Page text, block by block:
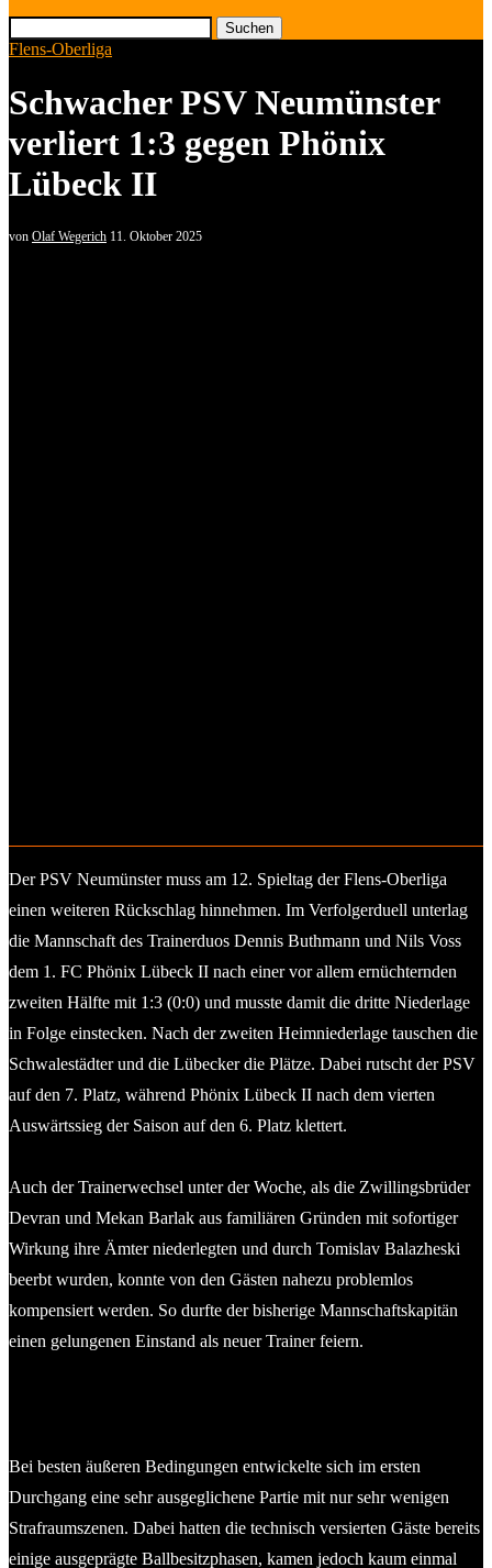
Suchen
Flens-Oberliga
Schwacher PSV Neumünster
verliert 1:3 gegen Phönix
Lübeck II
von Olaf Wegerich 11. Oktober 2025
Der PSV Neumünster muss am 12. Spieltag der Flens-Oberliga
einen weiteren Rückschlag hinnehmen. Im Verfolgerduell unterlag
die Mannschaft des Trainerduos Dennis Buthmann und Nils Voss
dem 1. FC Phönix Lübeck II nach einer vor allem ernüchternden
zweiten Hälfte mit 1:3 (0:0) und musste damit die dritte Niederlage
in Folge einstecken. Nach der zweiten Heimniederlage tauschen die
Schwalestädter und die Lübecker die Plätze. Dabei rutscht der PSV
auf den 7. Platz, während Phönix Lübeck II nach dem vierten
Auswärtssieg der Saison auf den 6. Platz klettert.
Auch der Trainerwechsel unter der Woche, als die Zwillingsbrüder
Devran und Mekan Barlak aus familiären Gründen mit sofortiger
Wirkung ihre Ämter niederlegten und durch Tomislav Balazheski
beerbt wurden, konnte von den Gästen nahezu problemlos
kompensiert werden. So durfte der bisherige Mannschaftskapitän
einen gelungenen Einstand als neuer Trainer feiern.
Bei besten äußeren Bedingungen entwickelte sich im ersten
Durchgang eine sehr ausgeglichene Partie mit nur sehr wenigen
Strafraumszenen. Dabei hatten die technisch versierten Gäste bereits
einige ausgeprägte Ballbesitzphasen, kamen jedoch kaum einmal